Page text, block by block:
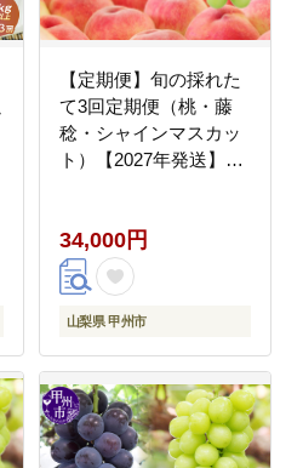
【定期便】旬の採れた
て3回定期便（桃・藤
稔・シャインマスカッ
ト）【2027年発送】
34,000円
山梨県 甲州市